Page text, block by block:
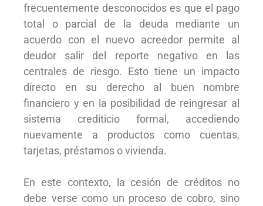
frecuentemente desconocidos es que el pago
total o parcial de la deuda mediante un
acuerdo con el nuevo acreedor permite al
deudor salir del reporte negativo en las
centrales de riesgo. Esto tiene un impacto
directo en su derecho al buen nombre
financiero y en la posibilidad de reingresar al
sistema crediticio formal, accediendo
nuevamente a productos como cuentas,
tarjetas, préstamos o vivienda.
En este contexto, la cesión de créditos no
debe verse como un proceso de cobro, sino